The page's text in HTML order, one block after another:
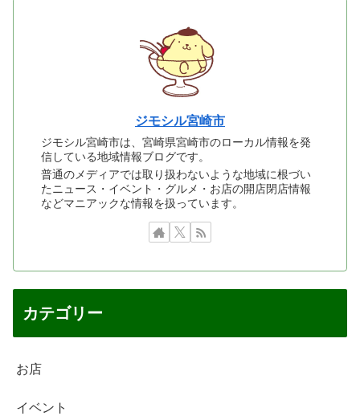
ジモシル宮崎市
ジモシル宮崎市は、宮崎県宮崎市のローカル情報を発
信している地域情報ブログです。
普通のメディアでは取り扱わないような地域に根づい
たニュース・イベント・グルメ・お店の開店閉店情報
などマニアックな情報を扱っています。
カテゴリー
お店
イベント